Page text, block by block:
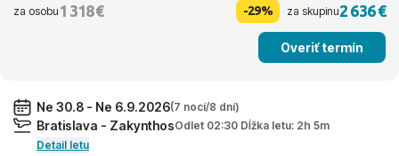
za osobu 1 318 € -29% za skupinu2 636 €
Overiť termín
Ne 30.8 - Ne 6.9.2026(7 nocí/8 dní)
Bratislava - ZakynthosOdlet 02:30 Dĺžka letu: 2h 5m
Detail letu